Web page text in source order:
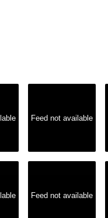
Feed not available
Feed not available